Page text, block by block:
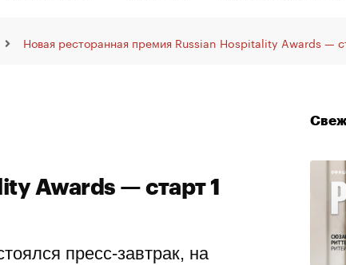
Новая ресторанная премия Russian Hospitality Awards —
Awards — старт 1
пресс-завтрак, на